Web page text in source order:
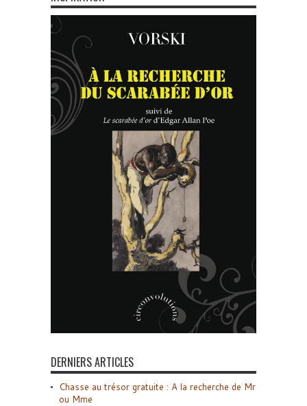
DERNIERS ARTICLES
Chasse au trésor gratuite : A la recherche de Mr
ou Mme